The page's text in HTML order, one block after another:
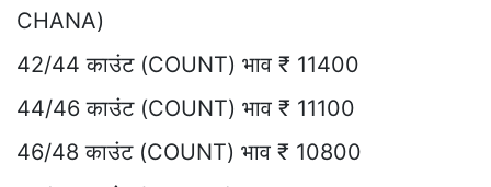
CHANA)
42/44 काउंट (COUNT) भाव ₹ 11400
44/46 काउंट (COUNT) भाव ₹ 11100
46/48 काउंट (COUNT) भाव ₹ 10800